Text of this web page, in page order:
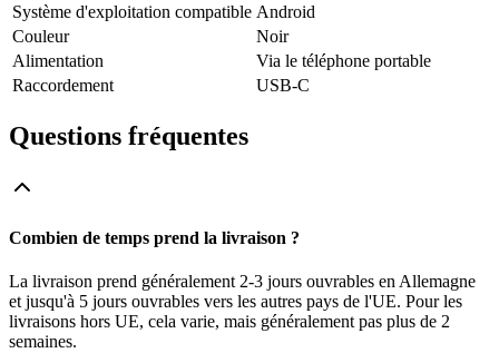
Système d'exploitation compatible Android
Couleur
Noir
Alimentation
Via le téléphone portable
Raccordement
USB-C
Questions fréquentes
Combien de temps prend la livraison ?
La livraison prend généralement 2-3 jours ouvrables en Allemagne
et jusqu'à 5 jours ouvrables vers les autres pays de l'UE. Pour les
livraisons hors UE, cela varie, mais généralement pas plus de 2
semaines.